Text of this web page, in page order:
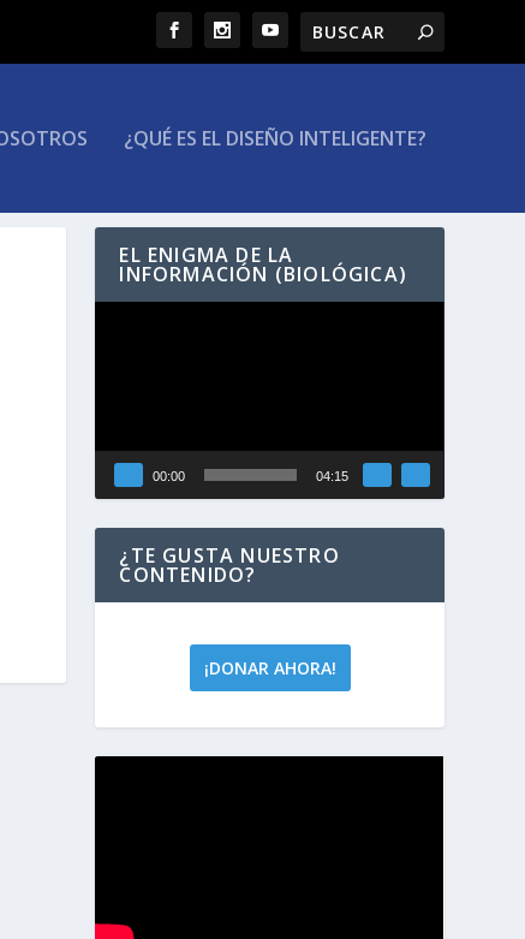
¿QUÉ ES EL DISEÑO INTELIGENTE?
EL ENIGMA DE LA
INFORMACIÓN (BIOLÓGICA)
00:00 04:15
¿TE GUSTA NUESTRO
CONTENIDO?
¡DONAR AHORA!